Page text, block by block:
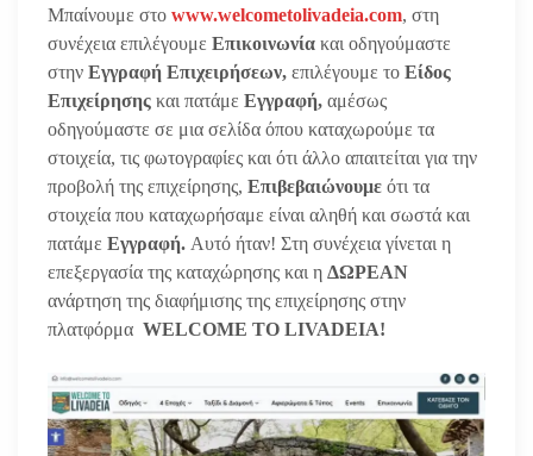
Μπαίνουμε στο www.welcometolivadeia.com, στη
συνέχεια επιλέγουμε Επικοινωνία και οδηγούμαστε
στην Εγγραφή Επιχειρήσεων, επιλέγουμε το Είδος
Επιχείρησης και πατάμε Εγγραφή, αμέσως
οδηγούμαστε σε μια σελίδα όπου καταχωρούμε τα
στοιχεία, τις φωτογραφίες και ότι άλλο απαιτείται για την
προβολή της επιχείρησης, Επιβεβαιώνουμε ότι τα
στοιχεία που καταχωρήσαμε είναι αληθή και σωστά και
πατάμε Εγγραφή. Αυτό ήταν! Στη συνέχεια γίνεται η
επεξεργασία της καταχώρησης και η ΔΩΡΕΑΝ
ανάρτηση της διαφήμισης της επιχείρησης στην
πλατφόρμα WELCOME TO LIVADEIA!